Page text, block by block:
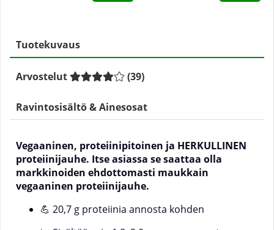
Tuotekuvaus
Arvostelut (39)
Ravintosisältö & Ainesosat
Vegaaninen, proteiinipitoinen ja HERKULLINEN
proteiinijauhe. Itse asiassa se saattaa olla
markkinoiden ehdottomasti maukkain
vegaaninen proteiinijauhe.
💪 20,7 g proteiinia annosta kohden